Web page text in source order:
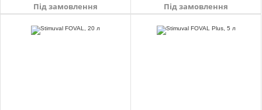
Під замовлення Під замовлення